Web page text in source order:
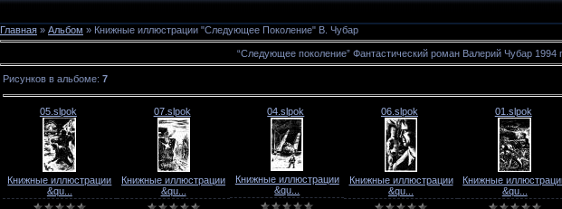
Главная » Альбом » Книжные иллюстрации "Следующее Поколение" В. Чубар
“Следующее поколение” Фантастический роман Валерий Чубар 1994 г.
Рисунков в альбоме: 7
05.slpok
Книжные иллюстрации
&qu...
07.slpok
Книжные иллюстрации
&qu...
04.slpok
Книжные иллюстрации
&qu...
06.slpok
Книжные иллюстрации
&qu...
01.slpok
Книжные
&qu...